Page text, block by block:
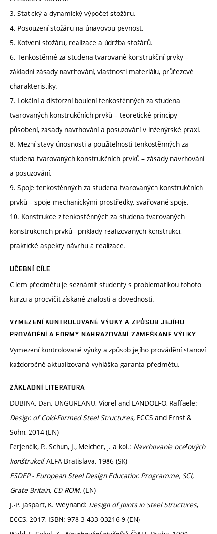
3. Statický a dynamický výpočet stožáru.
4. Posouzení stožáru na únavovou pevnost.
5. Kotvení stožáru, realizace a údržba stožárů.
6. Tenkostěnné za studena tvarované konstrukční prvky –
základní zásady navrhování, vlastnosti materiálu, průřezové
charakteristiky.
7. Lokální a distorzní boulení tenkostěnných za studena
tvarovaných konstrukčních prvků – teoretické principy
působení, zásady navrhování a posuzování v inženýrské praxi.
8. Mezní stavy únosnosti a použitelnosti tenkostěnných za
studena tvarovaných konstrukčních prvků – zásady navrhování
a posuzování.
9. Spoje tenkostěnných za studena tvarovaných konstrukčních
prvků – spoje mechanickými prostředky, svařované spoje.
10. Konstrukce z tenkostěnných za studena tvarovaných
konstrukčních prvků - příklady realizovaných konstrukcí,
praktické aspekty návrhu a realizace.
UČEBNÍ CÍLE
Cílem předmětu je seznámit studenty s problematikou tohoto
kurzu a procvičit získané znalosti a dovednosti.
VYMEZENÍ KONTROLOVANÉ VÝUKY A ZPŮSOB JEJÍHO
PROVÁDĚNÍ A FORMY NAHRAZOVÁNÍ ZAMEŠKANÉ VÝUKY
Vymezení kontrolované výuky a způsob jejího provádění stanoví
každoročně aktualizovaná vyhláška garanta předmětu.
ZÁKLADNÍ LITERATURA
DUBINA, Dan, UNGUREANU, Viorel and LANDOLFO, Raffaele:
Design of Cold-Formed Steel Structures, ECCS and Ernst &
Sohn, 2014 (EN)
Ferjenčík, P., Schun, J., Melcher, J. a kol.: Navrhovanie oceľových
konštrukcií, ALFA Bratislava, 1986 (SK)
ESDEP - European Steel Design Education Programme, SCI,
Grate Britain, CD ROM. (EN)
J.-P. Jaspart, K. Weynand: Design of Joints in Steel Structures,
ECCS, 2017, ISBN: 978-3-433-03216-9 (EN)